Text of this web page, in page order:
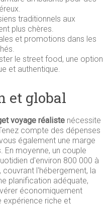
traditionnels aux
plus chères.
et promotions dans les
le street food, une option
et authentique.
et global
voyage réaliste nécessite
compte des dépenses
également une marge
En moyenne, un couple
d'environ 800 000 à
couvrant l'hébergement, la
planification adéquate,
économiquement
expérience riche et